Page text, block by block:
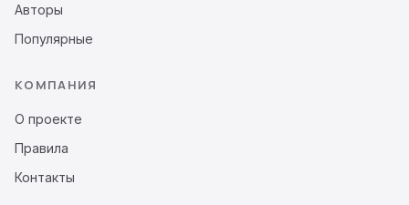
Авторы
Популярные
КОМПАНИЯ
О проекте
Правила
Контакты